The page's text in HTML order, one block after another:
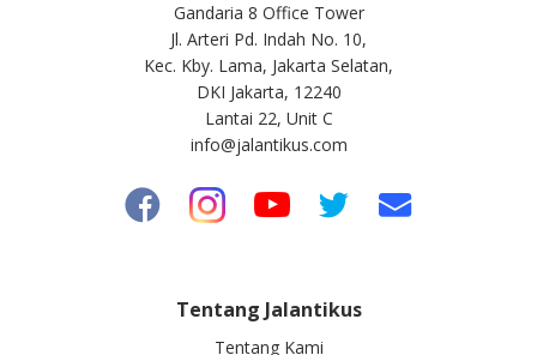
Gandaria 8 Office Tower
Jl. Arteri Pd. Indah No. 10,
Kec. Kby. Lama, Jakarta Selatan,
DKI Jakarta, 12240
Lantai 22, Unit C
info@jalantikus.com
Tentang Jalantikus
Tentang Kami